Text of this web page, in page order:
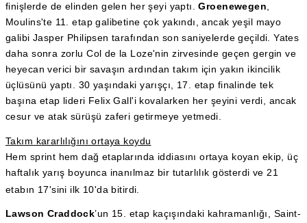
finişlerde de elinden gelen her şeyi yaptı.Groenewegen,
Moulins'te 11. etap galibetine çok yakındı, ancak yeşil mayo
galibi Jasper Philipsen tarafından son saniyelerde geçildi. Yates
daha sonra zorlu Col de la Loze'nin zirvesinde geçen gergin ve
heyecan verici bir savaşın ardından takım için yakın ikincilik
üçlüsünü yaptı. 30 yaşındaki yarışçı, 17. etap finalinde tek
başına etap lideri Felix Gall'i kovalarken her şeyini verdi, ancak
cesur ve atak sürüşü zaferi getirmeye yetmedi.
Takım kararlılığını ortaya koydu
Hem sprint hem dağ etaplarında iddiasını ortaya koyan ekip, üç
haftalık yarış boyunca inanılmaz bir tutarlılık gösterdi ve 21
etabın 17'sini ilk 10'da bitirdi.
Lawson Craddock’un 15. etap kaçışındaki kahramanlığı, Saint-